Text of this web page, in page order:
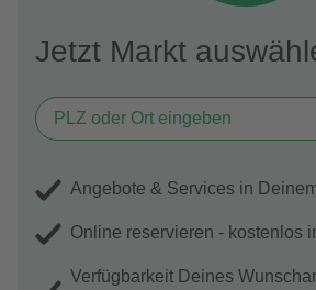
Jetzt Markt
Angebote & Services in
Online reservieren - kostenlos
Verfügbarkeit Deines